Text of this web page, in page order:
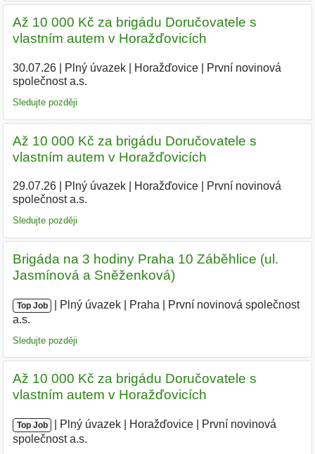
Až 10 000 Kč za brigádu Doručovatele s
vlastním autem v Horažďovicích
30.07.26| Plný úvazek| Horažďovice|
První novinová
společnost a.s.
Sledujte později
Až 10 000 Kč za brigádu Doručovatele s
vlastním autem v Horažďovicích
29.07.26| Plný úvazek| Horažďovice|
První novinová
společnost a.s.
Sledujte později
Brigáda na 3 hodiny Praha 10 Záběhlice (ul.
Jasmínová a Sněženková)
Top Job Plný úvazek Praha
První novinová společnost
a.s.
Sledujte později
Až 10 000 Kč za brigádu Doručovatele s
vlastním autem v Horažďovicích
Top Job Plný úvazek Horažďovice
První novinová
společnost a.s.